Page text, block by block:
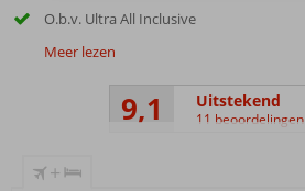
O.b.v. Ultra All Inclusive
Meer lezen
9,1 Uitstekend
11 beoordelingen
+